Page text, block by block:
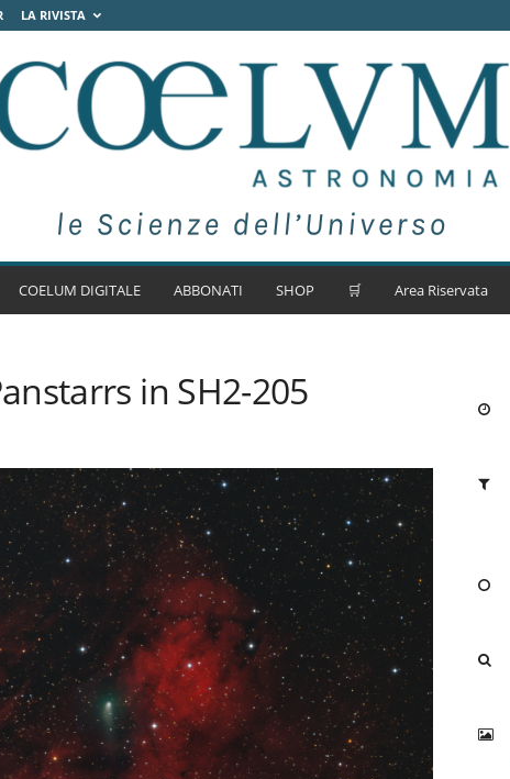
LA RIVISTA
COELUM DIGITALE ABBONATI SHOP 🛒 Area Riservata
in SH2-205